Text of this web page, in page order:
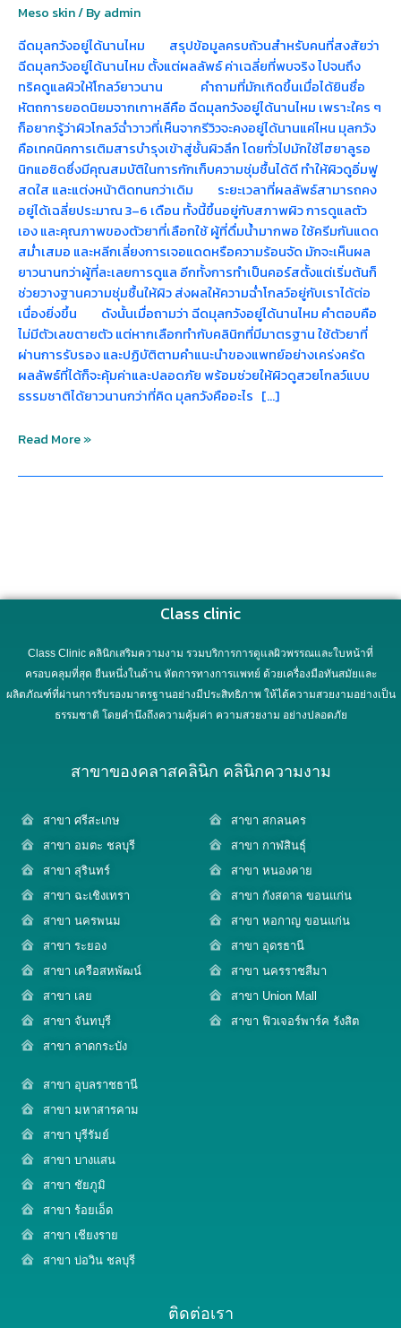
Meso skin/ By admin
ฉีดมุลกวังอยู่ได้นานไหม สรุปข้อมูลครบถ้วนสำหรับคนที่สงสัยว่า
ฉีดมุลกวังอยู่ได้นานไหม ตั้งแต่ผลลัพธ์ ค่าเฉลี่ยที่พบจริง ไปจนถึง
ทริคดูแลผิวให้โกลว์ยาวนาน คำถามที่มักเกิดขึ้นเมื่อได้ยินชื่อ
หัตถการยอดนิยมจากเกาหลีคือ ฉีดมุลกวังอยู่ได้นานไหม เพราะใคร ๆ
ก็อยากรู้ว่าผิวโกลว์ฉ่ำวาวที่เห็นจากรีวิวจะคงอยู่ได้นานแค่ไหน มุลกวัง
คือเทคนิคการเติมสารบำรุงเข้าสู่ชั้นผิวลึก โดยทั่วไปมักใช้ไฮยาลูรอ
นิกแอซิดซึ่งมีคุณสมบัติในการกักเก็บความชุ่มชื้นได้ดี ทำให้ผิวดูอิ่มฟู
สดใส และแต่งหน้าติดทนกว่าเดิม ระยะเวลาที่ผลลัพธ์สามารถคง
อยู่ได้เฉลี่ยประมาณ 3–6 เดือน ทั้งนี้ขึ้นอยู่กับสภาพผิว การดูแลตัว
เอง และคุณภาพของตัวยาที่เลือกใช้ ผู้ที่ดื่มน้ำมากพอ ใช้ครีมกันแดด
สม่ำเสมอ และหลีกเลี่ยงการเจอแดดหรือความร้อนจัด มักจะเห็นผล
ยาวนานกว่าผู้ที่ละเลยการดูแล อีกทั้งการทำเป็นคอร์สตั้งแต่เริ่มต้นก็
ช่วยวางฐานความชุ่มชื้นให้ผิว ส่งผลให้ความฉ่ำโกลว์อยู่กับเราได้ต่อ
เนื่องยิ่งขึ้น ดังนั้นเมื่อถามว่า ฉีดมุลกวังอยู่ได้นานไหม คำตอบคือ
ไม่มีตัวเลขตายตัว แต่หากเลือกทำกับคลินิกที่มีมาตรฐาน ใช้ตัวยาที่
ผ่านการรับรอง และปฏิบัติตามคำแนะนำของแพทย์อย่างเคร่งครัด
ผลลัพธ์ที่ได้ก็จะคุ้มค่าและปลอดภัย พร้อมช่วยให้ผิวดูสวยโกลว์แบบ
ธรรมชาติได้ยาวนานกว่าที่คิด มุลกวังคืออะไร […]
Read More »
Class clinic
Class Clinic คลินิกเสริมความงาม รวมบริการการดูแลผิวพรรณและใบหน้าที่
ครอบคลุมที่สุด ยืนหนึ่งในด้าน หัตการทางการแพทย์ ด้วยเครื่องมือทันสมัยและ
ผลิตภัณฑ์ที่ผ่านการรับรองมาตรฐานอย่างมีประสิทธิภาพ ให้ได้ความสวยงามอย่างเป็น
ธรรมชาติ โดยคำนึงถึงความคุ้มค่า ความสวยงาม อย่างปลอดภัย
สาขาของคลาสคลินิก คลินิกความงาม
สาขา ศรีสะเกษ
สาขา อมตะ ชลบุรี
สาขา สุรินทร์
สาขา ฉะเชิงเทรา
สาขา นครพนม
สาขา ระยอง
สาขา เครือสหพัฒน์
สาขา เลย
สาขา จันทบุรี
สาขา ลาดกระบัง
สาขา สกลนคร
สาขา กาฬสินธุ์
สาขา หนองคาย
สาขา กังสดาล ขอนแก่น
สาขา หอกาญ ขอนแก่น
สาขา อุดรธานี
สาขา นครราชสีมา
สาขา Union Mall
สาขา ฟิวเจอร์พาร์ค รังสิต
สาขา อุบลราชธานี
สาขา มหาสารคาม
สาขา บุรีรัมย์
สาขา บางแสน
สาขา ชัยภูมิ
สาขา ร้อยเอ็ด
สาขา เชียงราย
สาขา บ่อวิน ชลบุรี
ติดต่อเรา